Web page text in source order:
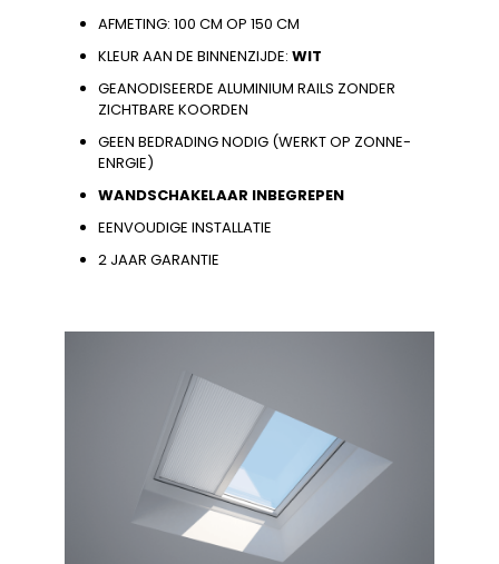
AFMETING: 100 CM OP 150 CM
KLEUR AAN DE BINNENZIJDE: WIT
GEANODISEERDE ALUMINIUM RAILS ZONDER
ZICHTBARE KOORDEN
GEEN BEDRADING NODIG (WERKT OP ZONNE-
ENRGIE)
WANDSCHAKELAAR INBEGREPEN
EENVOUDIGE INSTALLATIE
2 JAAR GARANTIE